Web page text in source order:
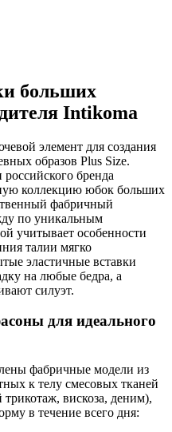
больших
Intikoma
элемент для создания
образов Plus Size.
бренда
коллекцию юбок больших
фабричный
по уникальным
учитывает особенности
талии мягко
эластичные вставки
на любые бедра, а
силуэт.
для идеального
фабричные модели из
к телу смесовых тканей
вискоза, деним),
в течение всего дня: